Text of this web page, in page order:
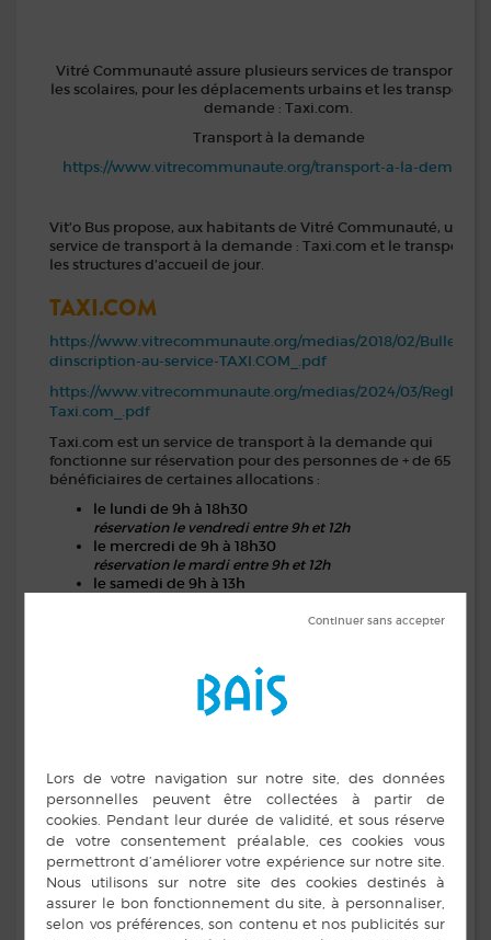
Vitré Communauté assure plusieurs services de transports
les scolaires, pour les déplacements urbains et les transports
demande : Taxi.com.
Transport à la demande
https://www.vitrecommunaute.org/transport-a-la-
Vit’o Bus propose, aux habitants de Vitré Communauté, un
service de transport à la demande : Taxi.com et le transport
les structures d’accueil de jour.
TAXI.COM
https://www.vitrecommunaute.org/medias/2018/02/Bulletin-
dinscription-au-service-TAXI.COM_.pdf
https://www.vitrecommunaute.org/medias/2024/03/
Taxi.com_.pdf
Taxi.com est un service de transport à la demande qui
fonctionne sur réservation pour des personnes de + de 65 ans
bénéficiaires de certaines allocations :
le lundi de 9h à 18h30
réservation le vendredi entre 9h et 12h
le mercredi de 9h à 18h30
réservation le mardi entre 9h et 12h
le samedi de 9h à 13h
Un tarif unique quelle que soit la distance parcourue. Taxi.com
TARIF POUR UN ALLER SIMPLE : 4 €.
mairie).
RÉSERVATION AU 02 99 74 32 18
SERVICE DE TRANSPORT VERS LES
STRUCTURES D’ACCUEIL DE JOUR